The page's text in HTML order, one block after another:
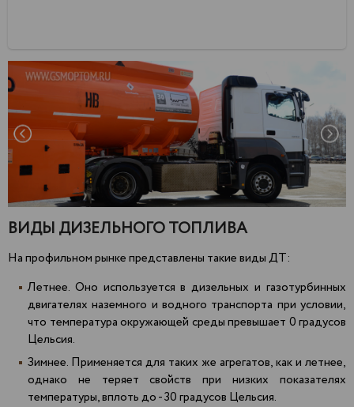
ВИДЫ ДИЗЕЛЬНОГО ТОПЛИВА
На профильном рынке представлены такие виды ДТ:
Летнее. Оно используется в дизельных и газотурбинных
двигателях наземного и водного транспорта при условии,
что температура окружающей среды превышает 0 градусов
Цельсия.
Зимнее. Применяется для таких же агрегатов, как и летнее,
однако не теряет свойств при низких показателях
температуры, вплоть до - 30 градусов Цельсия.